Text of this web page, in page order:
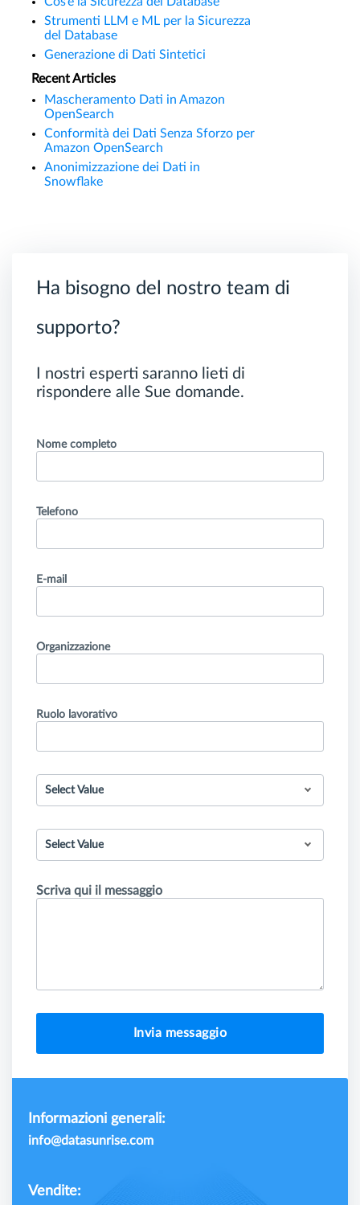
Strumenti LLM e ML per la Sicurezza
del Database
Generazione di Dati Sintetici
Recent Articles
Mascheramento Dati in Amazon
OpenSearch
Conformità dei Dati Senza Sforzo per
Amazon OpenSearch
Anonimizzazione dei Dati in
Snowflake
Ha bisogno del nostro team di
supporto?
I nostri esperti saranno lieti di
rispondere alle Sue domande.
Nome completo
Telefono
E-mail
Organizzazione
Ruolo lavorativo
Select Value
Select Value
Scriva qui il messaggio
Invia messaggio
Informazioni generali:
info@datasunrise.com
Vendite: